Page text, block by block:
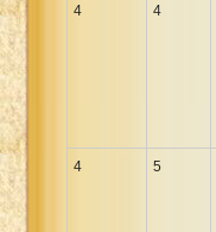
4 4
4 5